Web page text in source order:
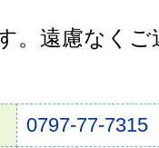
。遠慮なくご
0797-77-7315